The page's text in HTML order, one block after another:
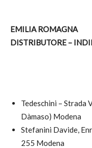
EMILIA ROMAGNA
DISTRIBUTORE –
Tedeschini – Strada
Dàmaso) Modena
Stefanini Davide,
255 Modena